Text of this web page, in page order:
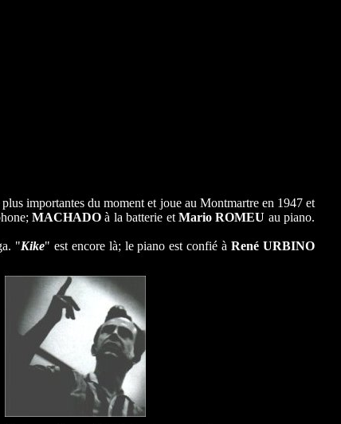
importantes du moment et joue au Montmartre en 1947 et
MACHADO à la batterie et Mario ROMEU au piano.
"Kike" est encore là; le piano est confié àRené URBINO